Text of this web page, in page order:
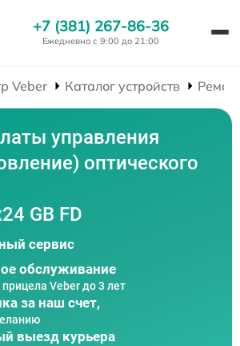
+7 (381) 267-86-36
Ежедневно с 9:00 до 21:00
Veber Каталог устройств
управления
оптического
GB FD
сервис
обслуживание
прицела Veber до 3 лет
за наш счет,
выезд курьера